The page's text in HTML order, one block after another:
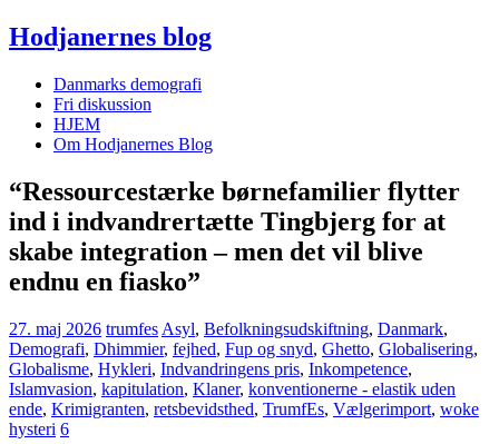
Hodjanernes blog
Danmarks demografi
Fri diskussion
HJEM
Om Hodjanernes Blog
“Ressourcestærke børnefamilier flytter
ind i indvandrertætte Tingbjerg for at
skabe integration – men det vil blive
endnu en fiasko”
27. maj 2026 trumfes Asyl, Befolkningsudskiftning, Danmark,
Demografi, Dhimmier, fejhed, Fup og snyd, Ghetto, Globalisering,
Globalisme, Hykleri, Indvandringens pris, Inkompetence,
Islamvasion, kapitulation, Klaner, konventionerne - elastik uden
ende, Krimigranten, retsbevidsthed, TrumfEs, Vælgerimport, woke
hysteri 6